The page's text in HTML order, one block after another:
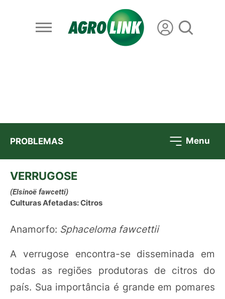
PROBLEMAS Menu
VERRUGOSE
(Elsinoë fawcetti)
Culturas Afetadas: Citros
Anamorfo: Sphaceloma fawcettii
A verrugose encontra-se disseminada em
todas as regiões produtoras de citros do
país. Sua importância é grande em pomares